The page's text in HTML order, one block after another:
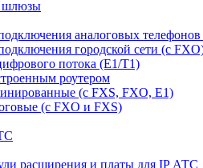
шлюзы
аналоговых
городской сети (с
потока (E1/T1)
роутером
(c FXS, FXO, E1)
(с FXO и FXS)
расширения и платы для IP АТС